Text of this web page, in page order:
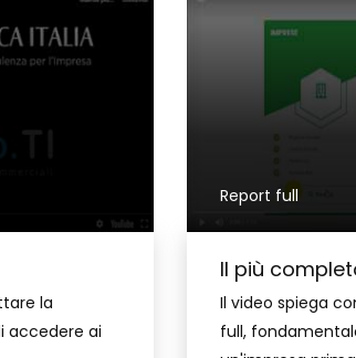
la
accedere ai
Report full
Il più
Il video spiega
full,